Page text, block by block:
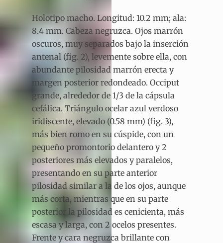
Holotipo macho. Longitud: 10.2 mm; ala:
8.4 mm. Cabeza negruzca. Ojos marrón
oscuros, muy separados bajo la inserción
antenal (fig. 2), levemente sobre ella, con
abundante pilosidad marrón erecta y
margen posterior redondeado. Occiput
grande, alrededor de 1/3 de la cápsula
cefálica. Triángulo ocelar azul verdoso
iridiscente, elevado (0.58 mm) (fig. 3),
más bien romo en su cúspide, con un
pequeño promontorio delantero y 2
posteriores más elevados y paralelos,
presentando en su parte anterior
pilosidad similar a la de los ojos, aunque
más corta, mientras que en su parte
posterior la pilosidad es cenicienta, más
escasa y larga, con 2 ocelos presentes.
Frente y cara negruzca brillante con